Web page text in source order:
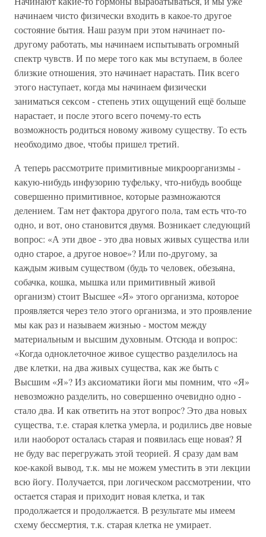
начинаем чисто физически входить в какое-то другое
состояние бытия. Наш разум при этом начинает по-
другому работать, мы начинаем испытывать огромный
спектр чувств. И по мере того как мы вступаем, в более
близкие отношения, это начинает нарастать. Пик всего
этого наступает, когда мы начинаем физически
заниматься сексом - степень этих ощущений ещё больше
нарастает, и после этого всего почему-то есть
возможность родиться новому живому существу. То есть
необходимо двое, чтобы пришел третий.
А теперь рассмотрите примитивные микроорганизмы -
какую-нибудь инфузорию туфельку, что-нибудь вообще
совершенно примитивное, которые размножаются
делением. Там нет фактора другого пола, там есть что-то
одно, и вот, оно становится двумя. Возникает следующий
вопрос: «А эти двое - это два новых живых существа или
одно старое, а другое новое»? Или по-другому, за
каждым живым существом (будь то человек, обезьяна,
собачка, кошка, мышка или примитивный живой
организм) стоит Высшее «Я» этого организма, которое
проявляется через тело этого организма, и это проявление
мы как раз и называем жизнью - мостом между
материальным и высшим духовным. Отсюда и вопрос:
«Когда одноклеточное живое существо разделилось на
две клетки, на два живых существа, как же быть с
Высшим «Я»? Из аксиоматики йоги мы помним, что «Я»
невозможно разделить, но совершенно очевидно одно -
стало два. И как ответить на этот вопрос? Это два новых
существа, т.е. старая клетка умерла, и родились две новые
или наоборот осталась старая и появилась еще новая? Я
не буду вас перегружать этой теорией. Я сразу дам вам
кое-какой вывод, т.к. мы не можем уместить в эти лекции
всю йогу. Получается, при логическом рассмотрении, что
остается старая и приходит новая клетка, и так
продолжается и продолжается. В результате мы имеем
схему бессмертия, т.к. старая клетка не умирает.